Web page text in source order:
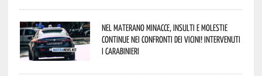
Nel materano minacce, insulti e molestie
continue nei confronti dei vicini! Intervenuti
i Carabinieri